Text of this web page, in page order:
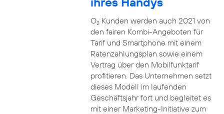
O2Kunden werden auch 2021 von
den fairen Kombi-Angeboten für
Tarif und Smartphone mit einem
Ratenzahlungsplan sowie einem
Vertrag über den Mobilfunktarif
profitieren. Das Unternehmen setzt
dieses Modell im laufenden
Geschäftsjahr fort und begleitet es
mit einer Marketing-Initiative zum